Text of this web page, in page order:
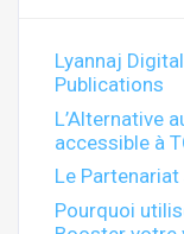
Lyannaj
Publications
L’Alternative
accessible à
Le
Pourquoi